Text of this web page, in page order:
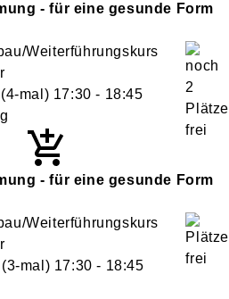
- für eine gesunde Form
Weiterführungskurs
(4-mal) 17:30 - 18:45
- für eine gesunde Form
Weiterführungskurs
(3-mal) 17:30 - 18:45